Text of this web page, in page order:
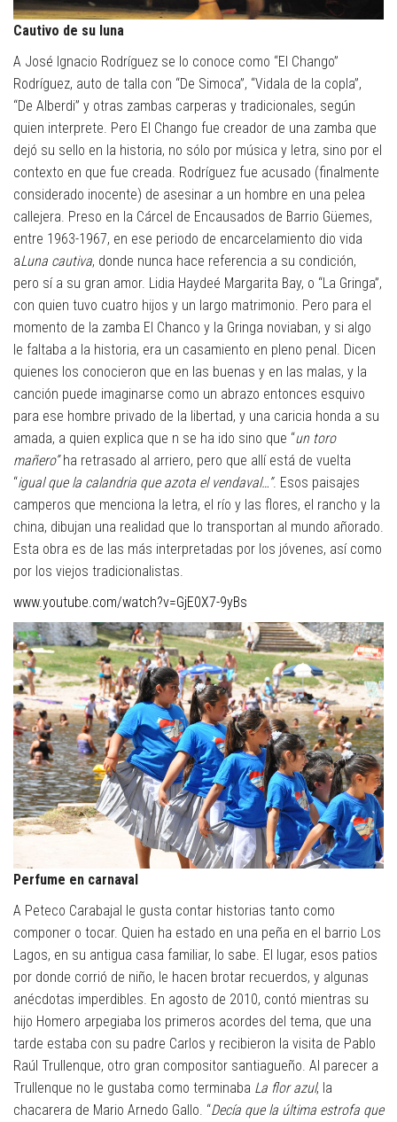
Cautivo de su luna
A José Ignacio Rodríguez se lo conoce como “El Chango”
Rodríguez, auto de talla con “De Simoca”, “Vidala de la copla”,
“De Alberdi” y otras zambas carperas y tradicionales, según
quien interprete. Pero El Chango fue creador de una zamba que
dejó su sello en la historia, no sólo por música y letra, sino por el
contexto en que fue creada. Rodríguez fue acusado (finalmente
considerado inocente) de asesinar a un hombre en una pelea
callejera. Preso en la Cárcel de Encausados de Barrio Güemes,
entre 1963-1967, en ese periodo de encarcelamiento dio vida
aLuna cautiva, donde nunca hace referencia a su condición,
pero sí a su gran amor. Lidia Haydeé Margarita Bay, o “La Gringa”,
con quien tuvo cuatro hijos y un largo matrimonio. Pero para el
momento de la zamba El Chanco y la Gringa noviaban, y si algo
le faltaba a la historia, era un casamiento en pleno penal. Dicen
quienes los conocieron que en las buenas y en las malas, y la
canción puede imaginarse como un abrazo entonces esquivo
para ese hombre privado de la libertad, y una caricia honda a su
amada, a quien explica que n se ha ido sino que “un toro
mañero”ha retrasado al arriero, pero que allí está de vuelta
“igual que la calandria que azota el vendaval…”. Esos paisajes
camperos que menciona la letra, el río y las flores, el rancho y la
china, dibujan una realidad que lo transportan al mundo añorado.
Esta obra es de las más interpretadas por los jóvenes, así como
por los viejos tradicionalistas.
www.youtube.com/watch?v=GjE0X7-9yBs
Perfume en carnaval
A Peteco Carabajal le gusta contar historias tanto como
componer o tocar. Quien ha estado en una peña en el barrio Los
Lagos, en su antigua casa familiar, lo sabe. El lugar, esos patios
por donde corrió de niño, le hacen brotar recuerdos, y algunas
anécdotas imperdibles. En agosto de 2010, contó mientras su
hijo Homero arpegiaba los primeros acordes del tema, que una
tarde estaba con su padre Carlos y recibieron la visita de Pablo
Raúl Trullenque, otro gran compositor santiagueño. Al parecer a
Trullenque no le gustaba como terminaba La flor azul, la
chacarera de Mario Arnedo Gallo. “Decía que la última estrofa que